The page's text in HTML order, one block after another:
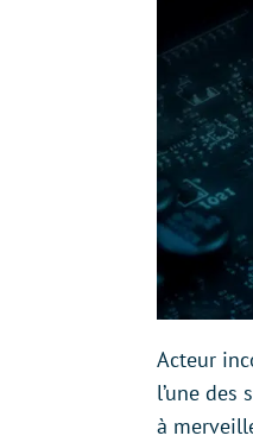
Acteur
l’une
à